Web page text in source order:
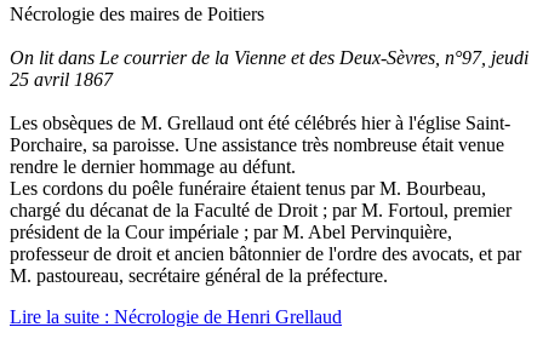
Nécrologie des maires de Poitiers
On lit dans Le courrier de la Vienne et des Deux-Sèvres, n°97, jeudi
25 avril 1867
Les obsèques de M. Grellaud ont été célébrés hier à l'église Saint-
Porchaire, sa paroisse. Une assistance très nombreuse était venue
rendre le dernier hommage au défunt.
Les cordons du poêle funéraire étaient tenus par M. Bourbeau,
chargé du décanat de la Faculté de Droit ; par M. Fortoul, premier
président de la Cour impériale ; par M. Abel Pervinquière,
professeur de droit et ancien bâtonnier de l'ordre des avocats, et par
M. pastoureau, secrétaire général de la préfecture.
Lire la suite : Nécrologie de Henri Grellaud